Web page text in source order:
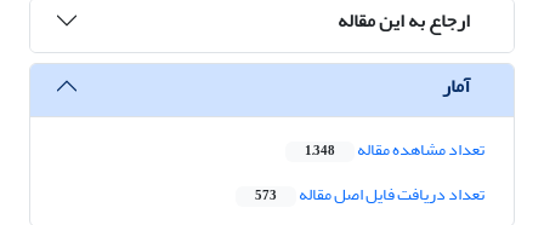
ارجاع به این مقاله
آمار
تعداد مشاهده مقاله 1,348
تعداد دریافت فایل اصل مقاله 573